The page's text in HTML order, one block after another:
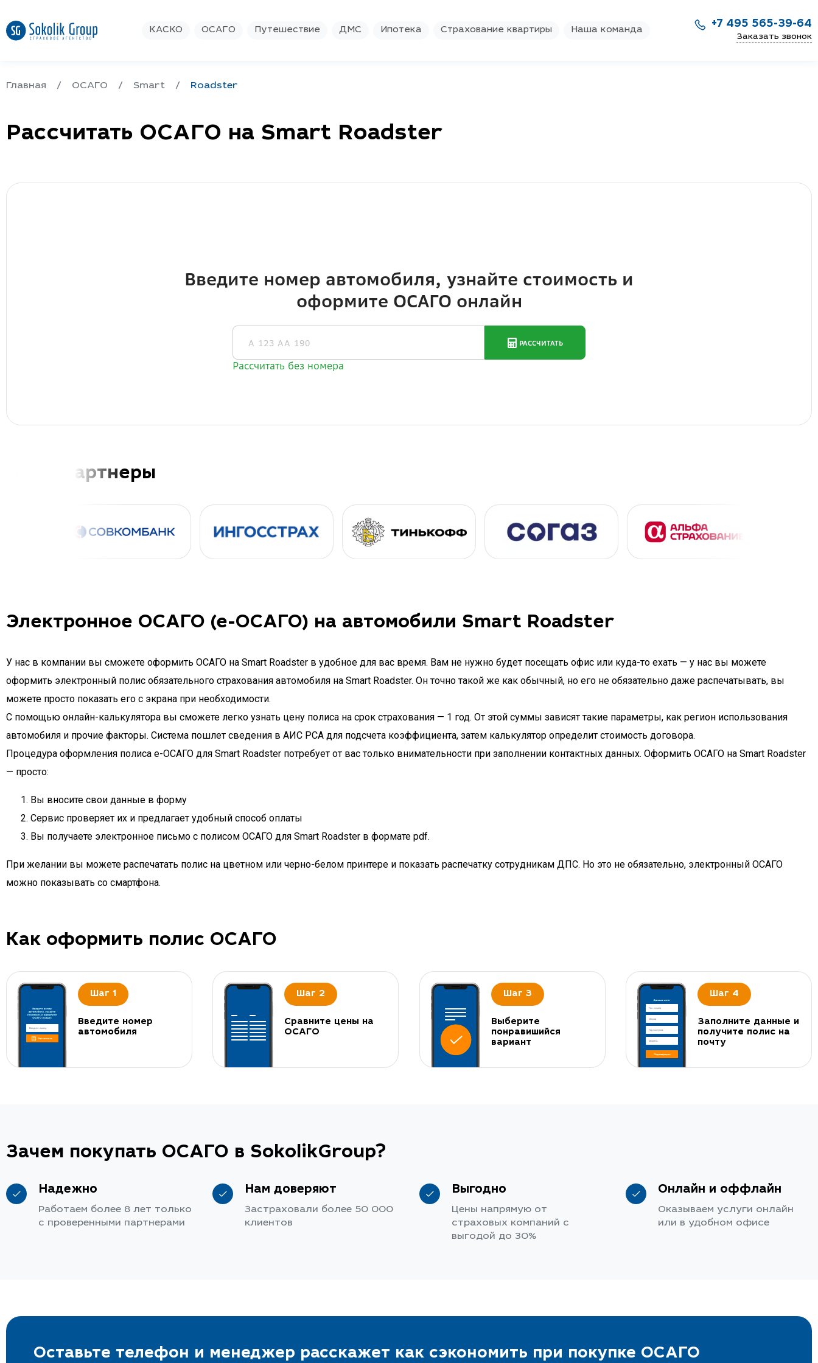
КАСКО ОСАГО Путешествие ДМС Ипотека Страхование квартиры Наша команда
+7 495 565-39-64
Заказать звонок
Главная ОСАГО Smart Roadster
Рассчитать ОСАГО на Smart Roadster
Наши партнеры
Электронное ОСАГО (е-ОСАГО) на автомобили Smart Roadster
У нас в компании вы сможете оформить ОСАГО на Smart Roadster в удобное для вас время. Вам не нужно будет посещать офис или куда-то ехать — у нас вы можете
оформить электронный полис обязательного страхования автомобиля на Smart Roadster. Он точно такой же как обычный, но его не обязательно даже распечатывать, вы
можете просто показать его с экрана при необходимости.
С помощью онлайн-калькулятора вы сможете легко узнать цену полиса на срок страхования — 1 год. От этой суммы зависят такие параметры, как регион использования
автомобиля и прочие факторы. Система пошлет сведения в АИС РСА для подсчета коэффициента, затем калькулятор определит стоимость договора.
Процедура оформления полиса e-ОСАГО для Smart Roadster потребует от вас только внимательности при заполнении контактных данных. Оформить ОСАГО на Smart Roadster
— просто:
Вы вносите свои данные в форму
Сервис проверяет их и предлагает удобный способ оплаты
Вы получаете электронное письмо с полисом ОСАГО для Smart Roadster в формате pdf.
При желании вы можете распечатать полис на цветном или черно-белом принтере и показать распечатку сотрудникам ДПС. Но это не обязательно, электронный ОСАГО
можно показывать со смартфона.
Как оформить полис ОСАГО
Шаг 1
Введите номер
автомобиля
Шаг 2
Сравните цены на
ОСАГО
Шаг 3
Выберите
понравишийся
вариант
Шаг 4
Заполните данные и
получите полис на
почту
Зачем покупать ОСАГО в SokolikGroup?
Надежно
Работаем более 8 лет только
с проверенными партнерами
Нам доверяют
Застраховали более 50 000
клиентов
Выгодно
Цены напрямую от
страховых компаний с
выгодой до 30%
Онлайн и оффлайн
Оказываем услуги онлайн
или в удобном офисе
Оставьте телефон и менеджер расскажет как сэкономить при покупке ОСАГО